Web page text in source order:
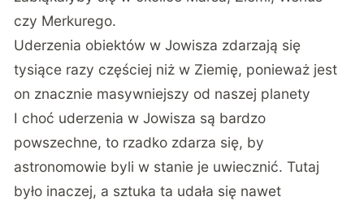
czy Merkurego.
Uderzenia obiektów w Jowisza zdarzają się
tysiące razy częściej niż w Ziemię, ponieważ jest
on znacznie masywniejszy od naszej planety
I choć uderzenia w Jowisza są bardzo
powszechne, to rzadko zdarza się, by
astronomowie byli w stanie je uwiecznić. Tutaj
było inaczej, a sztuka ta udała się nawet